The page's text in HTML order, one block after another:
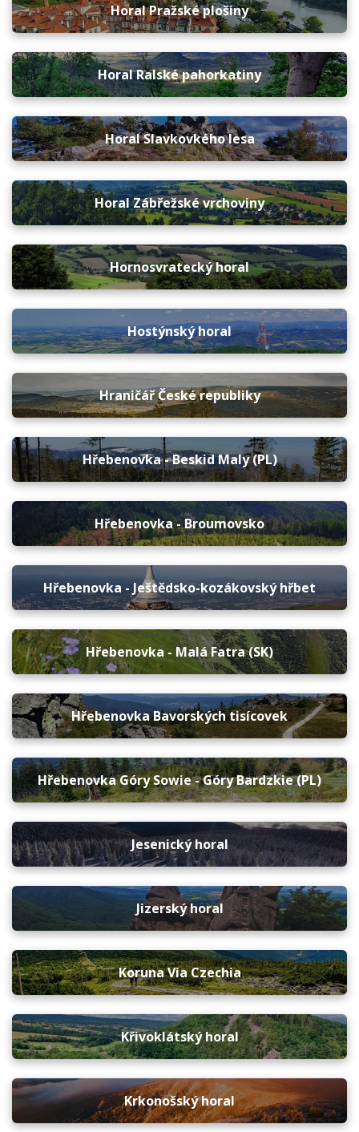
Horal Pražské plošiny
Horal Ralské pahorkatiny
Horal Slavkovkého lesa
Horal Zábřežské vrchoviny
Hornosvratecký horal
Hostýnský horal
Hraničář České republiky
Hřebenovka - Beskid Maly (PL)
Hřebenovka - Broumovsko
Hřebenovka - Ještědsko-kozákovský hřbet
Hřebenovka - Malá Fatra (SK)
Hřebenovka Bavorských tisícovek
Hřebenovka Góry Sowie - Góry Bardzkie (PL)
Jesenický horal
Jizerský horal
Koruna Via Czechia
Křivoklátský horal
Krkonošský horal